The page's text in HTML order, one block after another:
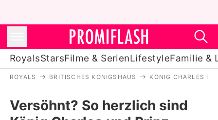
RoyalsStarsFilme & SerienLifestyleFamilie &
Stars
ROYALS BRITISCHES KÖNIGSHAUS KÖNIG CHARLES III.
Versöhnt? So herzlich sind